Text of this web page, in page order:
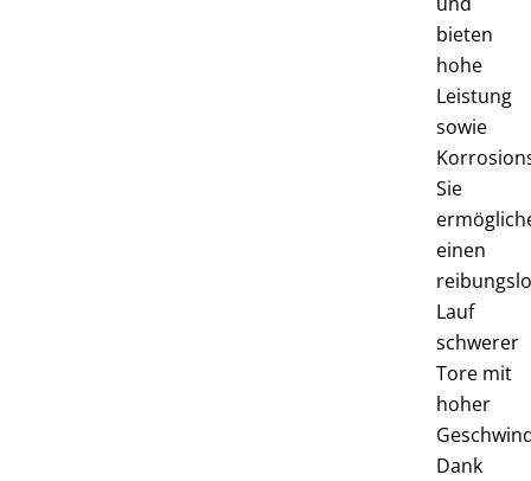
bieten
hohe
Leistung
sowie
Sie
einen
Lauf
schwerer
Tore mit
hoher
Dank